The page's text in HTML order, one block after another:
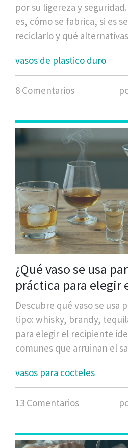
por su ligereza y
es, cómo se fabrica, si es
reciclarlo y qué
vasos de plastico duro
8 Comentarios
¿Qué vaso se usa
práctica para elegir
ideal
Descubre qué vaso se usa
tipo: whisky, brandy,
para elegir el recipiente
comunes que arruinan el
vasos para cocteles
13 Comentarios